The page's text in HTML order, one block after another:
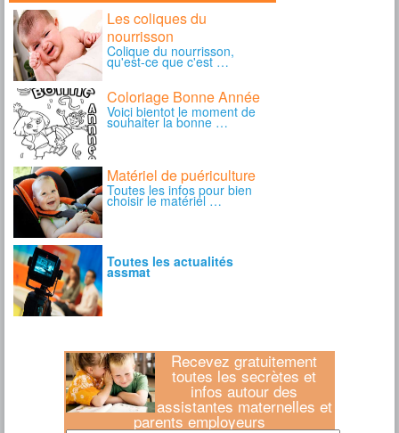
Recevez gratuitement
toutes les secrètes et
infos autour des
assistantes maternelles et
parents employeurs